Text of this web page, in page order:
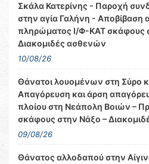
Σκάλα Κατερίνης - Παροχή
στην αγία Γαλήνη - Αποβίβαση
πληρώματος Ι/Φ-ΚΑΤ σκάφους
Διακομιδές ασθενών
10/08/26
Θάνατοι λουομένων στη Σύρο
Απαγόρευση και άρση
πλοίου στη Νεάπολη Βοιών –
σκάφους στην Νάξο –
09/08/26
Θάνατος αλλοδαπού στην